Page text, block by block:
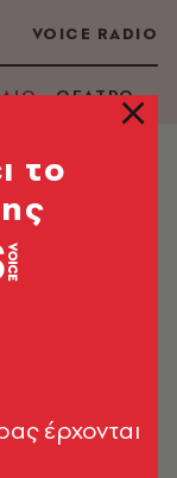
VOICE RADIO
ΘΕΑΤΡΟ -
το
έρχονται